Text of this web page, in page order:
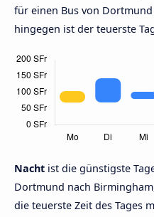
für einen Bus von
hingegen ist der teuerste
Nacht ist die günstigste
Dortmund nach
die teuerste Zeit des Tages